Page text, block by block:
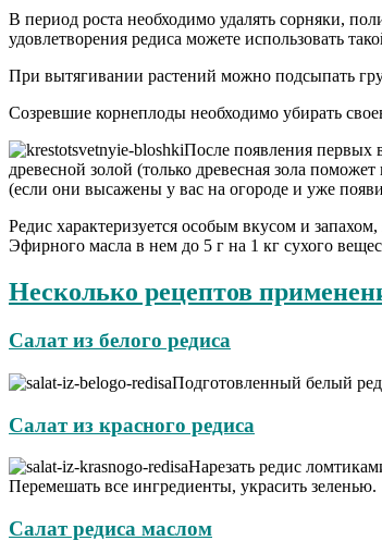
В период роста необходимо удалять сорняки,
удовлетворения редиса можете использовать
При вытягивании растений можно подсыпать
Созревшие корнеплоды необходимо убирать
После появления первых
древесной золой (только древесная зола
(если они высажены у вас на огороде и уже
Редис характеризуется особым вкусом и
Эфирного масла в нем до 5 г на 1 кг сухого
Несколько рецептов
Салат из белого редиса
Подготовленный белый
Салат из красного редиса
Нарезать редис
Перемешать все ингредиенты, украсить зеленью.
Салат редиса маслом